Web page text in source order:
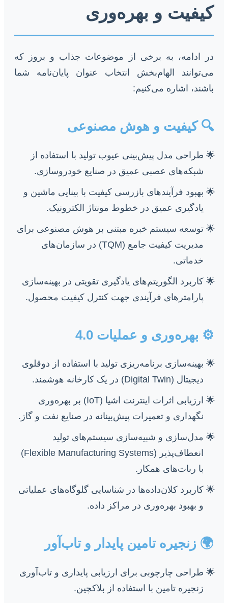
کیفیت و بهره‌وری
در ادامه، به برخی از موضوعات جذاب و بروز که
می‌توانند الهام‌بخش انتخاب عنوان پایان‌نامه شما
باشند، اشاره می‌کنیم:
🔍 کیفیت و هوش مصنوعی
طراحی مدل پیش‌بینی عیوب تولید با استفاده از
شبکه‌های عصبی عمیق در صنایع خودروسازی.
بهبود فرآیندهای بازرسی کیفیت با بینایی ماشین و
یادگیری عمیق در خطوط مونتاژ الکترونیک.
توسعه سیستم خبره مبتنی بر هوش مصنوعی برای
مدیریت کیفیت جامع (TQM) در سازمان‌های
خدماتی.
کاربرد الگوریتم‌های یادگیری تقویتی در بهینه‌سازی
پارامترهای فرآیندی جهت کنترل کیفیت محصول.
⚙️ بهره‌وری و عملیات 4.0
بهینه‌سازی برنامه‌ریزی تولید با استفاده از دوقلوی
دیجیتال (Digital Twin) در یک کارخانه هوشمند.
ارزیابی اثرات اینترنت اشیا (IoT) بر بهره‌وری
نگهداری و تعمیرات پیش‌بینانه در صنایع نفت و گاز.
مدل‌سازی و شبیه‌سازی سیستم‌های تولید
انعطاف‌پذیر (Flexible Manufacturing Systems)
با ربات‌های همکار.
کاربرد کلان‌داده‌ها در شناسایی گلوگاه‌های عملیاتی
و بهبود بهره‌وری در مراکز داده.
🌍 زنجیره تامین پایدار و تاب‌آور
طراحی چارچوبی برای ارزیابی پایداری و تاب‌آوری
زنجیره تامین با استفاده از بلاکچین.